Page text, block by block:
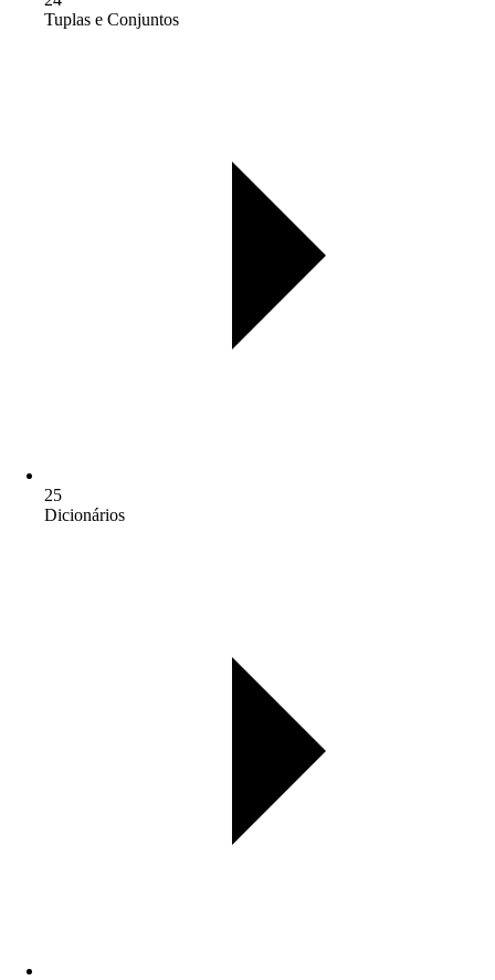
Tuplas e Conjuntos
25
Dicionários